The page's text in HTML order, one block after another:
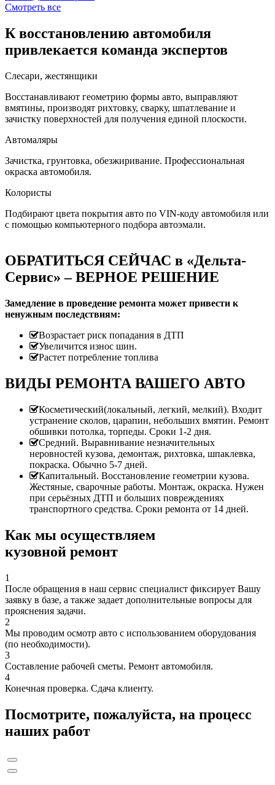
Смотреть все
К восстановлению автомобиля
привлекается команда экспертов
Слесари, жестянщики
Восстанавливают геометрию формы авто, выправляют
вмятины, производят рихтовку, сварку, шпатлевание и
зачистку поверхностей для получения единой плоскости.
Автомаляры
Зачистка, грунтовка, обезжиривание. Профессиональная
окраска автомобиля.
Колористы
Подбирают цвета покрытия авто по VIN-коду автомобиля или
с помощью компьютерного подбора автоэмали.
ОБРАТИТЬСЯ СЕЙЧАС в «Дельта-
Сервис» – ВЕРНОЕ РЕШЕНИЕ
Замедление в проведение ремонта может привести к
ненужным последствиям:
Возрастает риск попадания в ДТП
Увеличится износ шин.
Растет потребление топлива
ВИДЫ РЕМОНТА ВАШЕГО АВТО
Косметический(локальный, легкий, мелкий). Входит
устранение сколов, царапин, небольших вмятин. Ремонт
обшивки потолка, торпеды. Сроки 1-2 дня.
Средний. Выравнивание незначительных
неровностей кузова, демонтаж, рихтовка, шпаклевка,
покраска. Обычно 5-7 дней.
Капитальный. Восстановление геометрии кузова.
Жестяные, сварочные работы. Монтаж, окраска. Нужен
при серьёзных ДТП и больших повреждениях
транспортного средства. Сроки ремонта от 14 дней.
Как мы осуществляем
кузовной ремонт
1
После обращения в наш сервис специалист фиксирует Вашу
заявку в базе, а также задает дополнительные вопросы для
прояснения задачи.
2
Мы проводим осмотр авто с использованием оборудования
(по необходимости).
3
Составление рабочей сметы. Ремонт автомобиля.
4
Конечная проверка. Сдача клиенту.
Посмотрите, пожалуйста, на процесс
наших работ